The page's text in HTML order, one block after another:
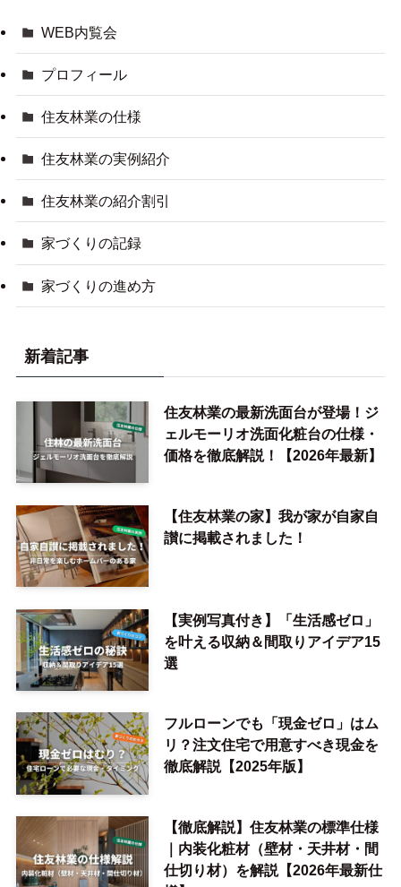
WEB内覧会
プロフィール
住友林業の仕様
住友林業の実例紹介
住友林業の紹介割引
家づくりの記録
家づくりの進め方
新着記事
住友林業の最新洗面台が登場！ジ
ェルモーリオ洗面化粧台の仕様・
価格を徹底解説！【2026年最新】
【住友林業の家】我が家が自家自
讃に掲載されました！
【実例写真付き】「生活感ゼロ」
を叶える収納＆間取りアイデア15
選
フルローンでも「現金ゼロ」はム
リ？注文住宅で用意すべき現金を
徹底解説【2025年版】
【徹底解説】住友林業の標準仕様
｜内装化粧材（壁材・天井材・間
仕切り材）を解説【2026年最新仕